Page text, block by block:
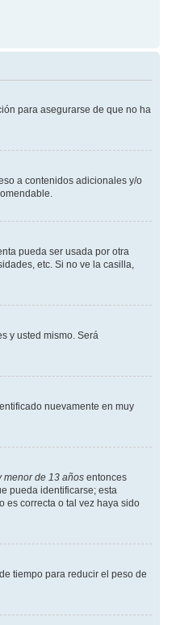
para asegurarse de que no ha
a contenidos adicionales y/o
pueda ser usada por otra
etc. Si no ve la casilla,
y usted mismo. Será
nuevamente en muy
menor de 13 años entonces
pueda identificarse; esta
es correcta o tal vez haya sido
tiempo para reducir el peso de